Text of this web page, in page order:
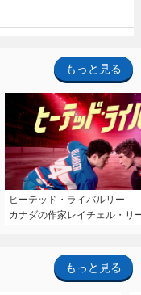
もっと見る
ヒーテッド・ライバルリー
カナダの作家レイチェル・リ
もっと見る